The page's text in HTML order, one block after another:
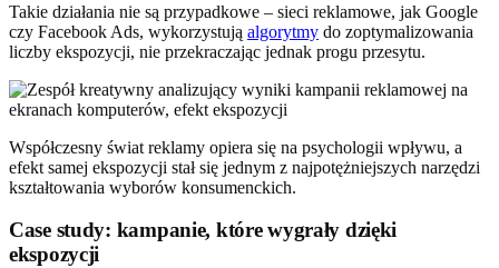
Takie działania nie są przypadkowe – sieci reklamowe, jak Google
czy Facebook Ads, wykorzystują algorytmy do zoptymalizowania
liczby ekspozycji, nie przekraczając jednak progu przesytu.
Współczesny świat reklamy opiera się na psychologii wpływu, a
efekt samej ekspozycji stał się jednym z najpotężniejszych narzędzi
kształtowania wyborów konsumenckich.
Case study: kampanie, które wygrały dzięki
ekspozycji